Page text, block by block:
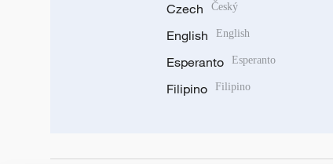
Czech Český
English English
Esperanto Esperanto
Filipino Filipino